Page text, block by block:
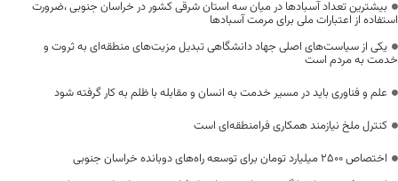
بیشترین تعداد آسبادها در میان سه استان شرقی کشور در خراسان جنوبی ،ضرورت
استفاده از اعتبارات ملی برای مرمت آسبادها
یکی از سیاست‌های اصلی جهاد دانشگاهی تبدیل مزیت‌های منطقه‌ای به ثروت و
خدمت به مردم است
علم و فناوری باید در مسیر خدمت به انسان و مقابله با ظلم به کار گرفته شود
کنترل ملخ نیازمند همکاری فرامنطقه‌ای است
اختصاص 2500 میلیارد تومان برای توسعه راه‌های دوبانده خراسان جنوبی